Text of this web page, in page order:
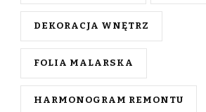
DEKORACJA WNĘTRZ
FOLIA MALARSKA
HARMONOGRAM REMONTU